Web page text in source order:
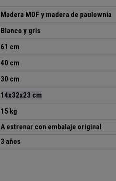
Madera MDF y madera de paulownia
Blanco y gris
61 cm
40 cm
30 cm
14x32x23 cm
15 kg
A estrenar con embalaje original
3 años